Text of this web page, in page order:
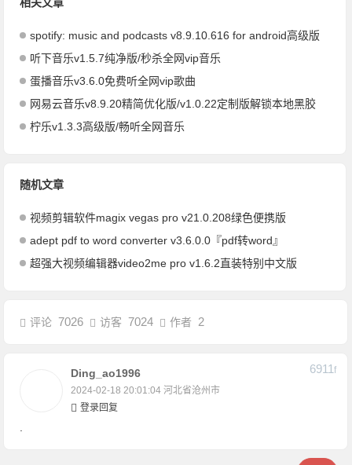
相关文章
spotify: music and podcasts v8.9.10.616 for android高级版
听下音乐v1.5.7纯净版/秒杀全网vip音乐
蛋播音乐v3.6.0免费听全网vip歌曲
网易云音乐v8.9.20精简优化版/v1.0.22定制版解锁本地黑胶
柠乐v1.3.3高级版/畅听全网音乐
随机文章
视频剪辑软件magix vegas pro v21.0.208绿色便携版
adept pdf to word converter v3.6.0.0『pdf转word』
超强大视频编辑器video2me pro v1.6.2直装特别中文版
评论7026 访客7024 作者2
Ding_ao1996
2024-02-18 20:01:04 河北省沧州市
6911F
登录回复
.